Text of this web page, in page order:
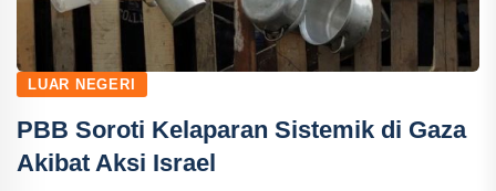
LUAR NEGERI
PBB Soroti Kelaparan Sistemik di Gaza
Akibat Aksi Israel